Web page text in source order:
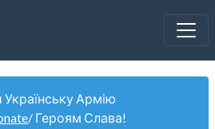
Армію
/ Героям Слава!